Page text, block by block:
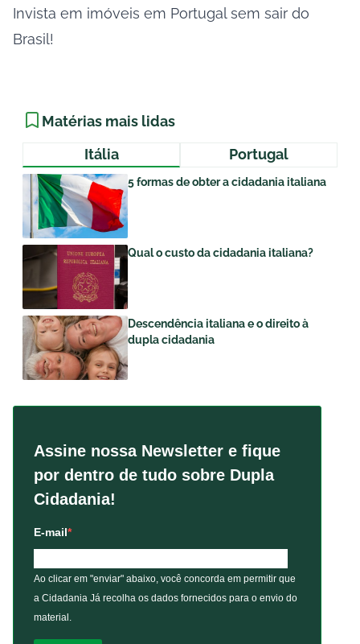
Invista em imóveis em Portugal sem sair do
Brasil!
Matérias mais lidas
Itália
Portugal
5 formas de obter a cidadania italiana
Qual o custo da cidadania italiana?
Descendência italiana e o direito à
dupla cidadania
Assine nossa Newsletter e fique
por dentro de tudo sobre Dupla
Cidadania!
E-mail
Ao clicar em "enviar" abaixo, você concorda em permitir que
a Cidadania Já recolha os dados fornecidos para o envio do
material.